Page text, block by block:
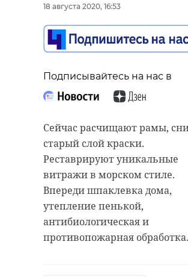
18 августа 2020, 16:53
Подписывайтесь на нас в
Сейчас расчищают рамы,
старый слой краски.
Реставрируют уникальные
витражи в морском стиле.
Впереди шпаклевка дома,
утепление пенькой,
антибиологическая и
противопожарная обработка.